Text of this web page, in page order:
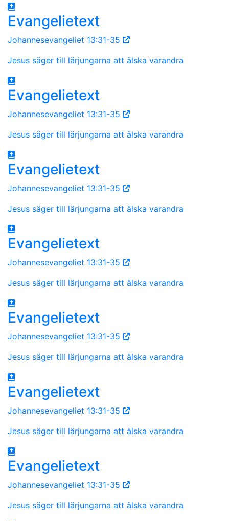
Evangelietext
Johannesevangeliet 13:31-35
Jesus säger till lärjungarna att älska varandra
Evangelietext
Johannesevangeliet 13:31-35
Jesus säger till lärjungarna att älska varandra
Evangelietext
Johannesevangeliet 13:31-35
Jesus säger till lärjungarna att älska varandra
Evangelietext
Johannesevangeliet 13:31-35
Jesus säger till lärjungarna att älska varandra
Evangelietext
Johannesevangeliet 13:31-35
Jesus säger till lärjungarna att älska varandra
Evangelietext
Johannesevangeliet 13:31-35
Jesus säger till lärjungarna att älska varandra
Evangelietext
Johannesevangeliet 13:31-35
Jesus säger till lärjungarna att älska varandra